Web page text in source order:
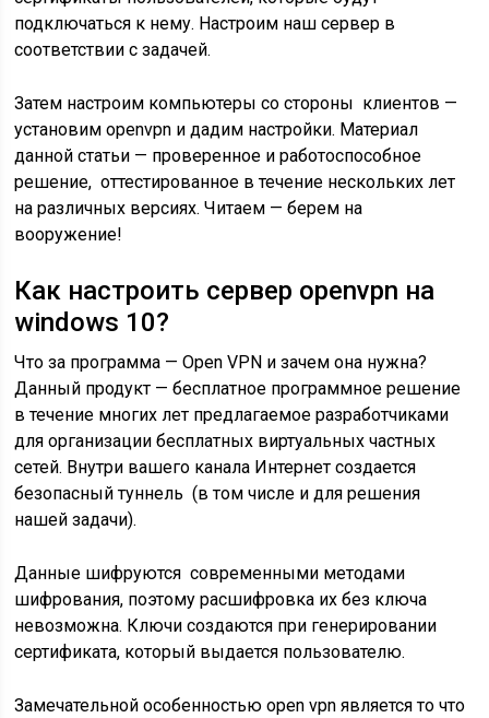
подключаться к нему. Настроим наш сервер в
соответствии с задачей.
Затем настроим компьютеры со стороны клиентов —
установим openvpn и дадим настройки. Материал
данной статьи — проверенное и работоспособное
решение, оттестированное в течение нескольких лет
на различных версиях. Читаем — берем на
вооружение!
Как настроить сервер openvpn на
windows 10?
Что за программа — Open VPN и зачем она нужна?
Данный продукт — бесплатное программное решение
в течение многих лет предлагаемое разработчиками
для организации бесплатных виртуальных частных
сетей. Внутри вашего канала Интернет создается
безопасный туннель (в том числе и для решения
нашей задачи).
Данные шифруются современными методами
шифрования, поэтому расшифровка их без ключа
невозможна. Ключи создаются при генерировании
сертификата, который выдается пользователю.
Замечательной особенностью open vpn является то что